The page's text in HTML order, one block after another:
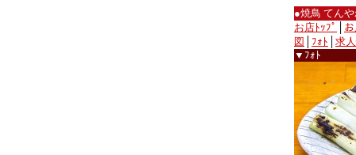
●焼鳥 てん
お店ﾄｯﾌﾟ
図
ﾌｫﾄ
求
▼ﾌｫﾄ